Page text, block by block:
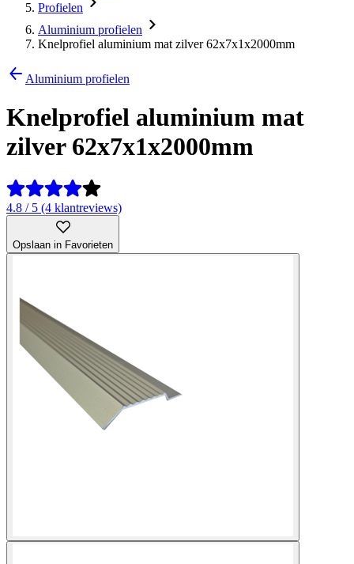
Profielen
Aluminium profielen
Knelprofiel aluminium mat zilver 62x7x1x2000mm
Aluminium profielen
Knelprofiel aluminium mat
zilver 62x7x1x2000mm
4.8 / 5 (4 klantreviews)
Opslaan in Favorieten